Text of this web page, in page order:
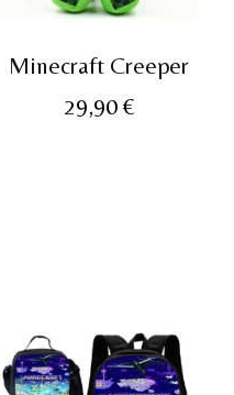
Minecraft Creeper
29,90 €